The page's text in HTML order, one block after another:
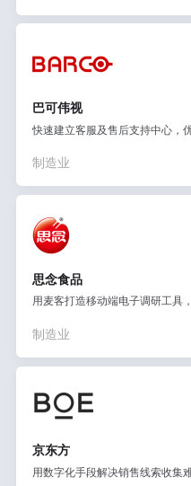
巴可伟视
快速建立客服及售后支持中心，
制造业
思念食品
用麦客打造移动端电子调研工具
制造业
京东方
用数字化手段解决销售线索收集